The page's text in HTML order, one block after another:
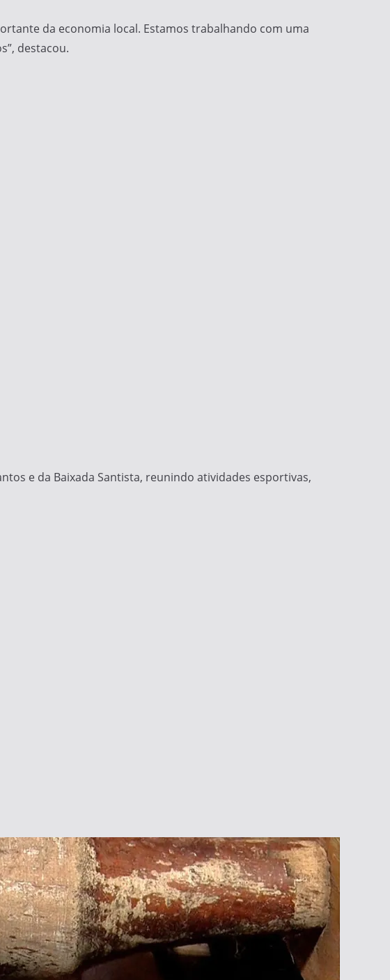
da economia local. Estamos trabalhando com uma
destacou.
e da Baixada Santista, reunindo atividades esportivas,